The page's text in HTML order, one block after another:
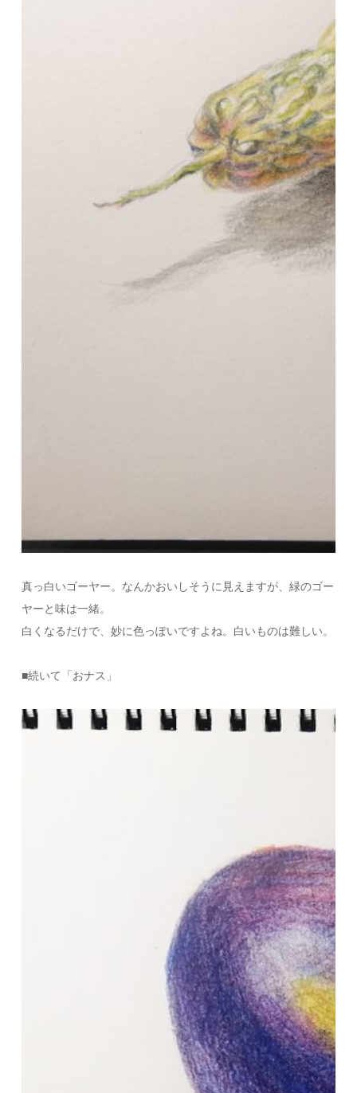
真っ白いゴーヤー。なんかおいしそうに見えますが、緑のゴー
ヤーと味は一緒。
白くなるだけで、妙に色っぽいですよね。白いものは難しい。
■続いて「おナス」